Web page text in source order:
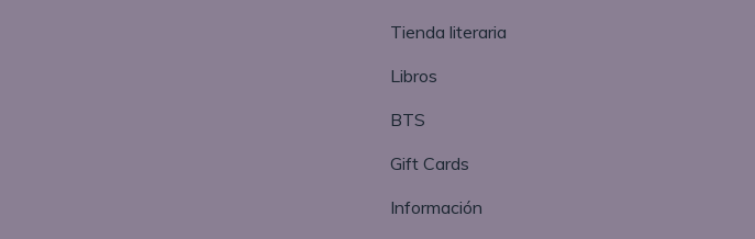
Tienda literaria
Libros
BTS
Gift Cards
Información